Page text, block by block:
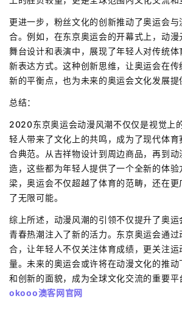
更进一步，粉丝文化的创新推动了奥运会
合。例如，在东京奥运会的开幕式上，动漫
舞台设计和表演中，展现了年轻人对传统
新表达方式。这种创新思维，让奥运会在传
新的平衡点，也为未来的奥运会文化发展提
总结：
2020东京奥运会动漫风潮不仅仅是视觉上
轻人带来了文化上的共鸣，成为了现代体
合典范。从吉祥物设计到周边商品，再到动
造，这些都为年轻人提供了一个全新的体
梁，奥运会不仅超越了体育的范畴，还在更
了无限可能。
综上所述，动漫风潮的引领不仅提升了奥运
青春热潮注入了新的活力。东京奥运会通过
合，让年轻人不仅关注体育成绩，更关注运
量。未来的奥运会或许将在动漫文化的推
和创新的面貌，成为全球文化交流的重要平
okooo澳客网官网